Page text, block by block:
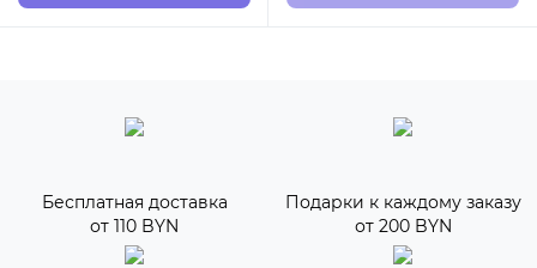
Бесплатная доставка
от 110 BYN
Подарки к каждому заказу
от 200 BYN